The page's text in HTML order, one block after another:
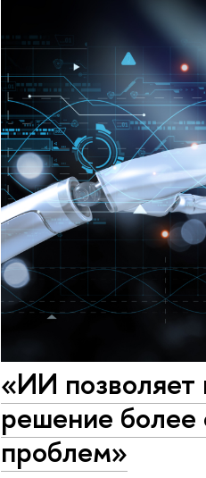
«ИИ позволяет
решение
проблем»